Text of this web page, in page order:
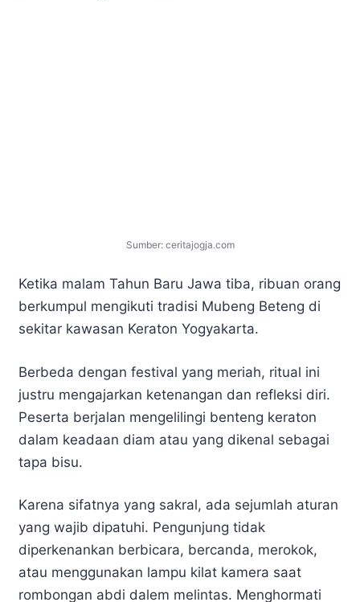
Sumber: ceritajogja.com
Ketika malam Tahun Baru Jawa tiba, ribuan orang
berkumpul mengikuti tradisi Mubeng Beteng di
sekitar kawasan Keraton Yogyakarta.
Berbeda dengan festival yang meriah, ritual ini
justru mengajarkan ketenangan dan refleksi diri.
Peserta berjalan mengelilingi benteng keraton
dalam keadaan diam atau yang dikenal sebagai
tapa bisu.
Karena sifatnya yang sakral, ada sejumlah aturan
yang wajib dipatuhi. Pengunjung tidak
diperkenankan berbicara, bercanda, merokok,
atau menggunakan lampu kilat kamera saat
rombongan abdi dalem melintas. Menghormati